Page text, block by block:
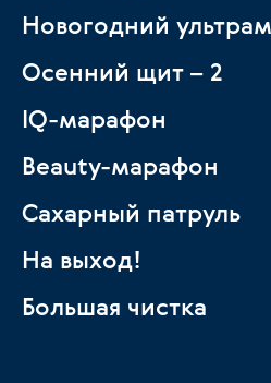
Новогодний
Осенний щит – 2
IQ-марафон
Beauty-марафон
Сахарный патруль
На выход!
Большая чистка